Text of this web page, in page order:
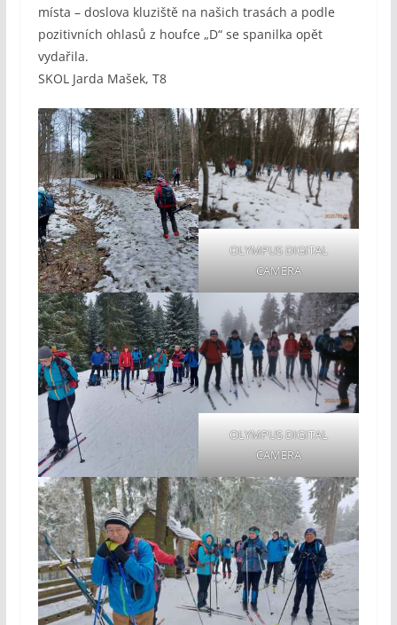
místa – doslova kluziště na našich trasách a podle
pozitivních ohlasů z houfce „D“ se spanilka opět
vydařila.
SKOL Jarda Mašek, T8
OLYMPUS DIGITAL
CAMERA
OLYMPUS DIGITAL
CAMERA